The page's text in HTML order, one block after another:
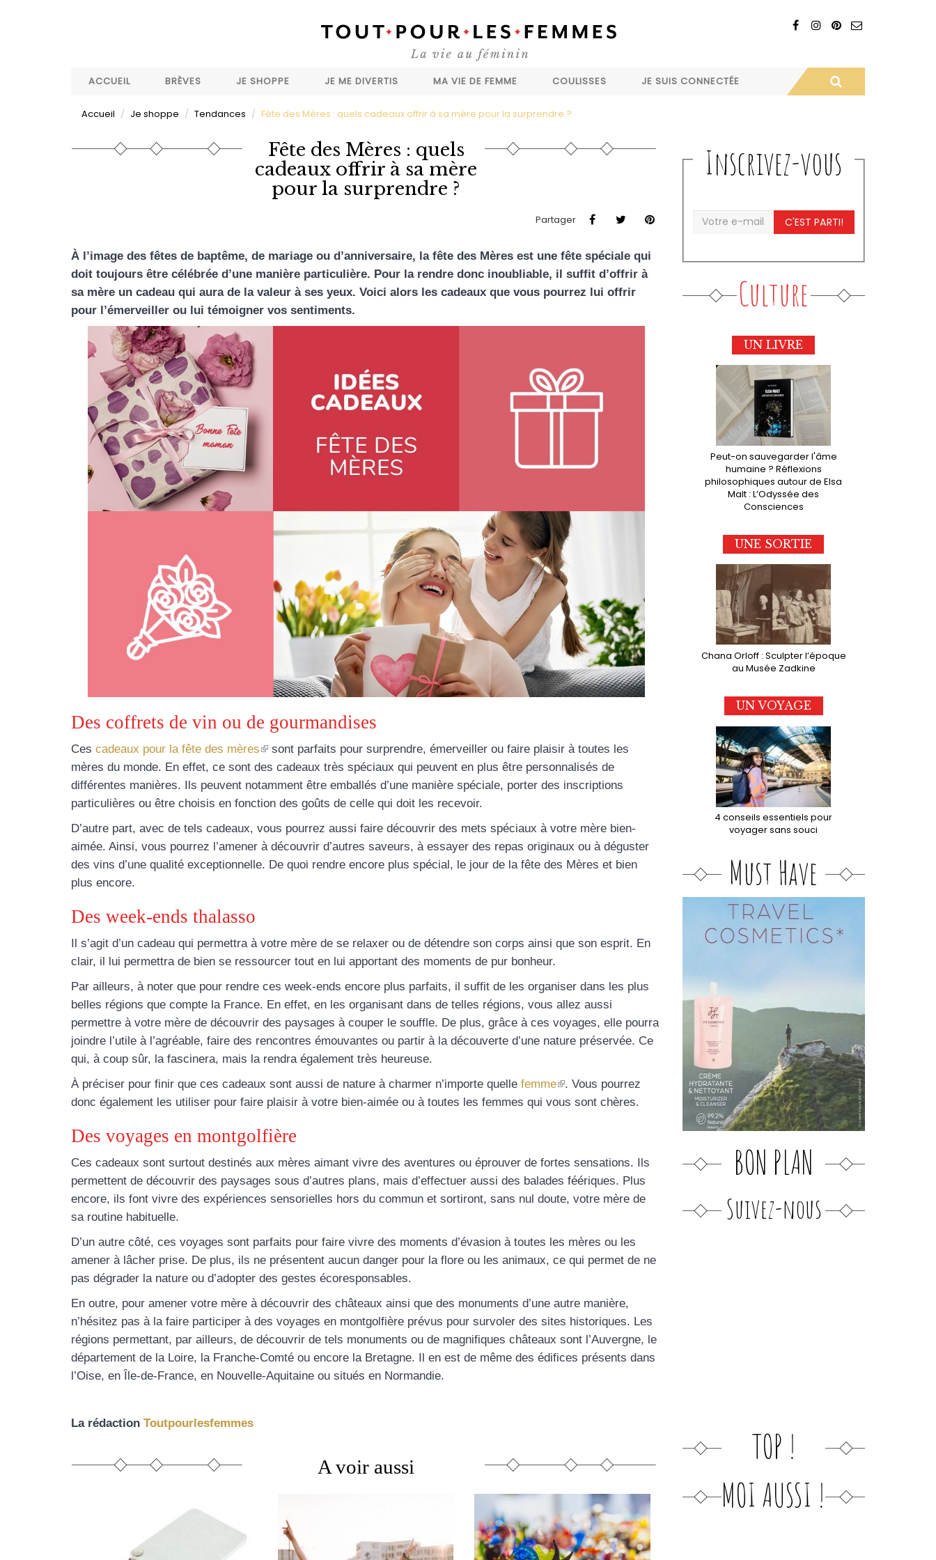
ACCUEIL
BRÈVES JE SHOPPE JE ME DIVERTIS MA VIE DE FEMME COULISSES JE SUIS CONNECTÉE
Accueil Je shoppe Tendances Fête des Mères : quels cadeaux offrir à sa mère pour la surprendre ?
Fête des Mères : quels
cadeaux offrir à sa mère
pour la surprendre ?
Partager
À l’image des fêtes de baptême, de mariage ou d’anniversaire, la fête des Mères est une fête spéciale qui
doit toujours être célébrée d’une manière particulière. Pour la rendre donc inoubliable, il suffit d’offrir à
sa mère un cadeau qui aura de la valeur à ses yeux. Voici alors les cadeaux que vous pourrez lui offrir
pour l’émerveiller ou lui témoigner vos sentiments.
Des coffrets de vin ou de gourmandises
Ces cadeaux pour la fête des mères(le
lien
est
externe)
sont parfaits pour surprendre, émerveiller ou faire plaisir à toutes les
mères du monde. En effet, ce sont des cadeaux très spéciaux qui peuvent en plus être personnalisés de
différentes manières. Ils peuvent notamment être emballés d’une manière spéciale, porter des inscriptions
particulières ou être choisis en fonction des goûts de celle qui doit les recevoir.
D’autre part, avec de tels cadeaux, vous pourrez aussi faire découvrir des mets spéciaux à votre mère bien-
aimée. Ainsi, vous pourrez l’amener à découvrir d’autres saveurs, à essayer des repas originaux ou à déguster
des vins d’une qualité exceptionnelle. De quoi rendre encore plus spécial, le jour de la fête des Mères et bien
plus encore.
Des week-ends thalasso
Il s’agit d’un cadeau qui permettra à votre mère de se relaxer ou de détendre son corps ainsi que son esprit. En
clair, il lui permettra de bien se ressourcer tout en lui apportant des moments de pur bonheur.
Par ailleurs, à noter que pour rendre ces week-ends encore plus parfaits, il suffit de les organiser dans les plus
belles régions que compte la France. En effet, en les organisant dans de telles régions, vous allez aussi
permettre à votre mère de découvrir des paysages à couper le souffle. De plus, grâce à ces voyages, elle pourra
joindre l’utile à l’agréable, faire des rencontres émouvantes ou partir à la découverte d’une nature préservée. Ce
qui, à coup sûr, la fascinera, mais la rendra également très heureuse.
À préciser pour finir que ces cadeaux sont aussi de nature à charmer n’importe quelle femme(le
est
. Vous pourrez
donc également les utiliser pour faire plaisir à votre bien-aimée ou à toutes les femmes qui vous sont chères.
Des voyages en montgolfière
Ces cadeaux sont surtout destinés aux mères aimant vivre des aventures ou éprouver de fortes sensations. Ils
permettent de découvrir des paysages sous d’autres plans, mais d’effectuer aussi des balades féériques. Plus
encore, ils font vivre des expériences sensorielles hors du commun et sortiront, sans nul doute, votre mère de
sa routine habituelle.
D’un autre côté, ces voyages sont parfaits pour faire vivre des moments d’évasion à toutes les mères ou les
amener à lâcher prise. De plus, ils ne présentent aucun danger pour la flore ou les animaux, ce qui permet de ne
pas dégrader la nature ou d’adopter des gestes écoresponsables.
En outre, pour amener votre mère à découvrir des châteaux ainsi que des monuments d’une autre manière,
n’hésitez pas à la faire participer à des voyages en montgolfière prévus pour survoler des sites historiques. Les
régions permettant, par ailleurs, de découvrir de tels monuments ou de magnifiques châteaux sont l’Auvergne, le
département de la Loire, la Franche-Comté ou encore la Bretagne. Il en est de même des édifices présents dans
l’Oise, en Île-de-France, en Nouvelle-Aquitaine ou situés en Normandie.
La rédaction Toutpourlesfemmes
A voir aussi
Inscrivez-vous
C'EST PARTI!
Culture
UN LIVRE
Peut-on sauvegarder l'âme
humaine ? Réflexions
philosophiques autour de Elsa
Malt : L’Odyssée des
Consciences
UNE SORTIE
Chana Orloff : Sculpter l’époque
au Musée Zadkine
UN VOYAGE
4 conseils essentiels pour
voyager sans souci
Must Have
BON PLAN
Suivez-nous
TOP !
MOI AUSSI !